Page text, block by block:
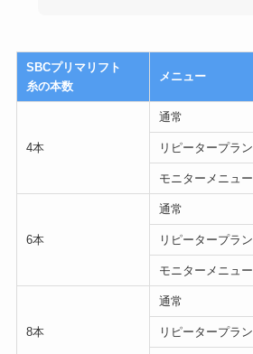
SBCプリマリフト
糸の本数
メニュー
4本
通常
リピータープラン
モニターメニュー
6本
通常
リピータープラン
モニターメニュー
8本
通常
リピータープラン